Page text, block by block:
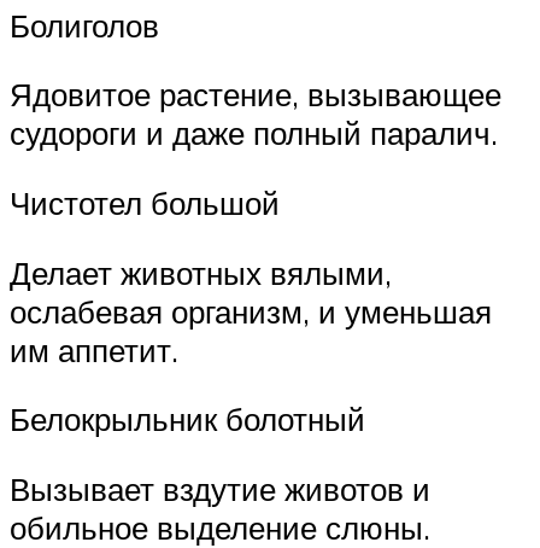
Болиголов
Ядовитое растение, вызывающее
судороги и даже полный паралич.
Чистотел большой
Делает животных вялыми,
ослабевая организм, и уменьшая
им аппетит.
Белокрыльник болотный
Вызывает вздутие животов и
обильное выделение слюны.